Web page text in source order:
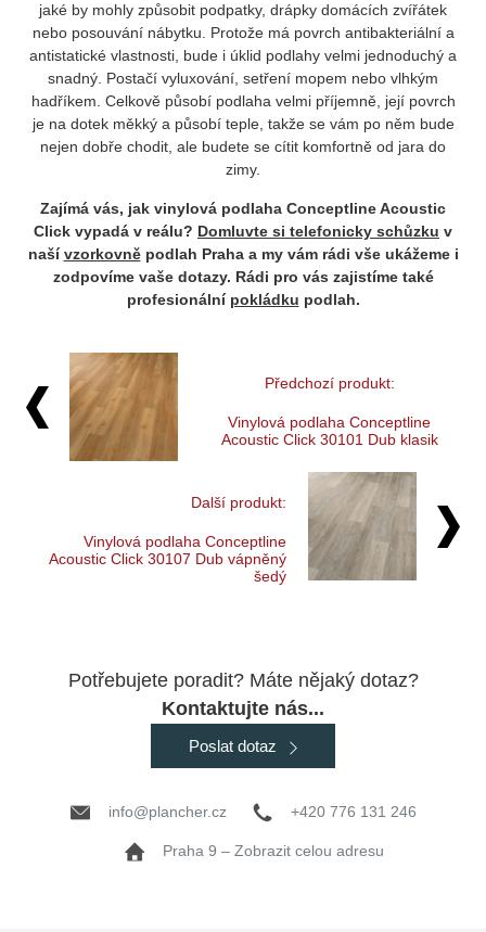
jaké by mohly způsobit podpatky, drápky domácích zvířátek
nebo posouvání nábytku. Protože má povrch antibakteriální a
antistatické vlastnosti, bude i úklid podlahy velmi jednoduchý a
snadný. Postačí vyluxování, setření mopem nebo vlhkým
hadříkem. Celkově působí podlaha velmi příjemně, její povrch
je na dotek měkký a působí teple, takže se vám po něm bude
nejen dobře chodit, ale budete se cítit komfortně od jara do
zimy.
Zajímá vás, jak vinylová podlaha Conceptline Acoustic
Click vypadá v reálu? Domluvte si telefonicky schůzku v
našívzorkovněpodlah Praha a my vám rádi vše ukážeme i
zodpovíme vaše dotazy. Rádi pro vás zajistíme také
profesionální pokládku podlah.
Předchozí produkt:
Vinylová podlaha Conceptline
Acoustic Click 30101 Dub klasik
Další produkt:
Vinylová podlaha Conceptline
Acoustic Click 30107 Dub vápněný
šedý
Potřebujete poradit? Máte nějaký dotaz?
Kontaktujte nás...
Poslat dotaz
info@plancher.cz +420 776 131 246
Praha 9 – Zobrazit celou adresu